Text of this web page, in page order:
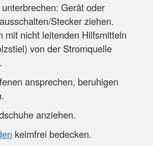
Gerät oder
Stecker ziehen.
mit nicht leitenden Hilfsmitteln
von der Stromquelle
ansprechen, beruhigen
anziehen.
keimfrei bedecken.